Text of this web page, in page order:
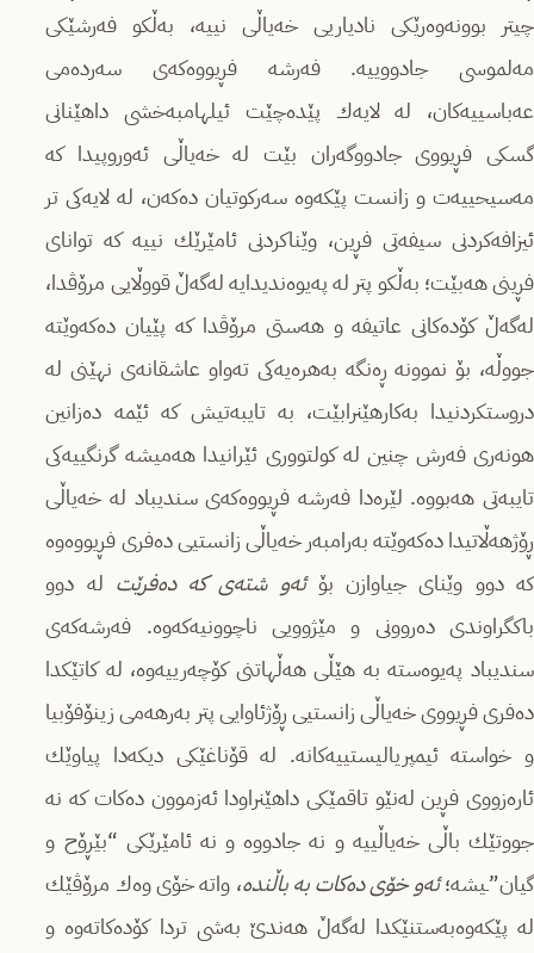
چیتر بوونەوەرێكى نادیاریى خەیاڵى نییە، بەڵكو فەرشێكى
مەلموسى جادووییە. فەرشە فڕیووەكەى سەردەمى
عەباسییەكان، لە لایەك پێدەچێت ئیلهامبەخشى داهێنانى
گسكى فڕیووى جادووگەران بێت لە خەیاڵى ئەوروپیدا كە
مەسیحییەت و زانست پێكەوە سەركوتیان دەكەن، لە لایەكى تر
ئیزافەكردنى سیفەتى فڕین، وێناكردنى ئامێرێك نییە كە تواناى
فڕینى هەبێت؛ بەڵكو پتر لە پەیوەندیدایە لەگەڵ قووڵایى مرۆڤدا،
لەگەڵ كۆدەكانى عاتیفە و هەستى مرۆڤدا كە پێیان دەكەوێتە
جووڵە، بۆ نموونە ڕەنگە بەهرەیەكى تەواو عاشقانەى نهێنى لە
دروستكردنیدا بەكارهێنرابێت، بە تایبەتیش كە ئێمە دەزانین
هونەرى فەرش چنین لە كولتوورى ئێرانیدا هەمیشە گرنگییەكى
تایبەتى هەبووە. لێرەدا فەرشە فڕیووەكەى سندیباد لە خەیاڵى
ڕۆژهەڵاتیدا دەكەوێتە بەرامبەر خەیاڵى زانستیى دەفرى فڕیووەوە
كە دوو وێناى جیاوازن بۆئەو شتەى كە دەفرێت لە دوو
باكگراوندى دەروونى و مێژوویى ناچوونیەكەوە. فەرشەكەى
سندیباد پەیوەستە بە هێڵى هەڵهاتنى كۆچەرییەوە، لە كاتێكدا
دەفرى فڕیووى خەیاڵى زانستیى ڕۆژئاوایى پتر بەرهەمى زینۆفۆبیا
و خواستە ئیمپریالیستییەكانە. لە قۆناغێكى دیكەدا پیاوێك
ئارەزووى فڕین لەنێو تاقمێكى داهێنراودا ئەزموون دەكات كە نە
جووتێك باڵى خەیاڵییە و نە جادووە و نە ئامێرێكى “بێڕۆح و
گیان”ـیشە؛ئەو خۆى دەكات بە باڵندە، واتە خۆى وەك مرۆڤێك
لە پێكەوەبەستنێكدا لەگەڵ هەندێ بەشى تردا كۆدەكاتەوە و